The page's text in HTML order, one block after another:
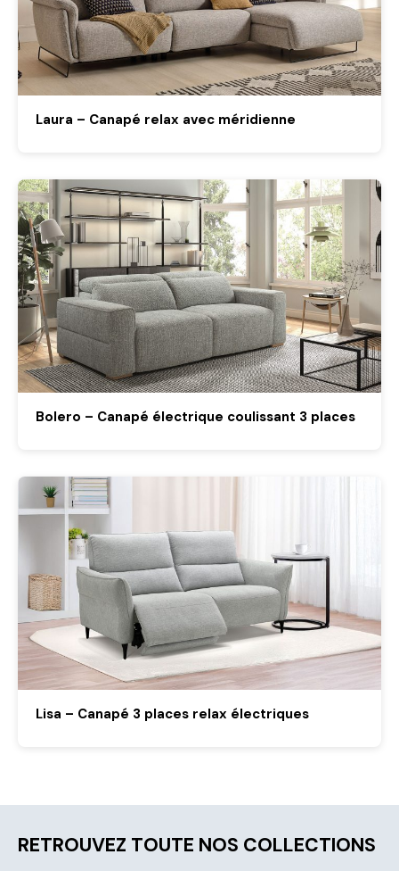
Laura – Canapé relax avec méridienne
Bolero – Canapé électrique coulissant 3 places
Lisa – Canapé 3 places relax électriques
RETROUVEZ TOUTE NOS COLLECTIONS